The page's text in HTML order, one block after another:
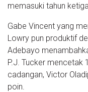
memasuki tahun ketiga.
Gabe Vincent yang
Lowry pun produktif
Adebayo
P.J. Tucker mencetak
cadangan, Victor
poin.